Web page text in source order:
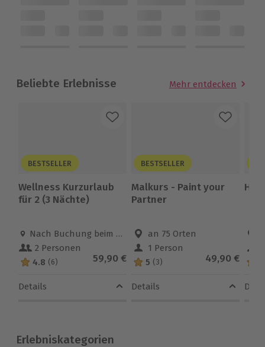
Beliebte Erlebnisse Mehr entdecken
BESTSELLER
Wellness Kurzurlaub
für 2 (3 Nächte)
Standort
Nach Buchung beim Erlebnispartner
Anzahl der Teilnehmer
2 Personen
4.8 von 5 Sternen basierend auf 6 Bewertungen
4.8 (6) Aktueller Preis
59,90 €
Details
BESTSELLER
Malkurs - Paint your
Partner
Standort
an 75 Orten
Anzahl der Teilnehmer
1 Person
5 von 5 Sternen basierend auf
5 (3) Aktueller
49,90 €
Details
4.5
Erlebniskategorien